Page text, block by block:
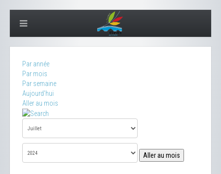
Par année
Par mois
Par semaine
Aujourd'hui
Aller au mois
Aller au mois